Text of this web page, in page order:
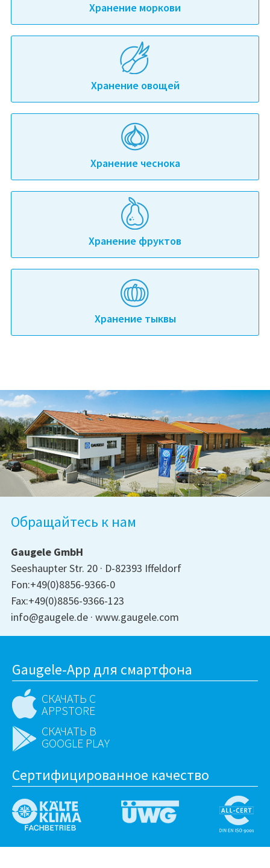
Хранение моркови
Хранение овощей
Хранение чеснока
Хранение фруктов
Хранение тыквы
Обращайтесь к нам
Gaugele GmbH
Seeshaupter Str. 20
D-82393 Iffeldorf
Fon:+49(0)8856-9366-0
Fax:+49(0)8856-9366-123
info@gaugele.de www.gaugele.com
Gaugele-App для смартфона
СКАЧАТЬ С
APPSTORE
СКАЧАТЬ В
GOOGLE PLAY
Сертифицированное качество